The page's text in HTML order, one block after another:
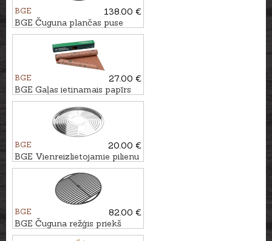
BGE
138.00 €
BGE Čuguna plančas puse
priekš XLarge un 2XL grila
BGE
27.00 €
BGE Gaļas ietinamais papīrs
BGE
20.00 €
BGE Vienreizlietojamie pilienu
uztveršanas trauki, 5gb.,
BGE
82.00 €
BGE Čuguna režģis priekš
MiniMax un Small grila